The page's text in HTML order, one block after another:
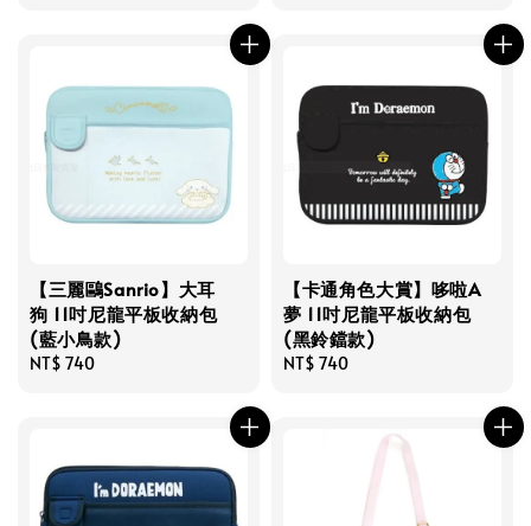
【三麗鷗Sanrio】大耳
狗 11吋尼龍平板收納包
(藍小鳥款)
Regular
NT$ 740
【卡通角色大賞】哆啦A
夢 11吋尼龍平板收納包
(黑鈴鐺款)
Regular
NT$ 740